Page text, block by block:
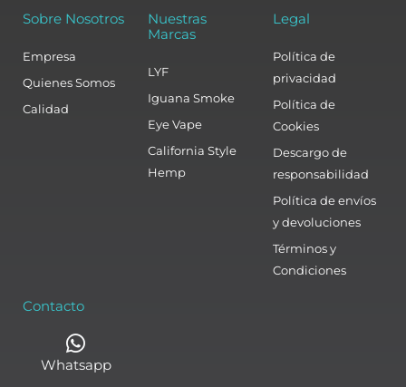
Sobre Nosotros
Empresa
Quienes Somos
Calidad
Nuestras
Marcas
LYF
Iguana Smoke
Eye Vape
California Style
Hemp
Legal
Política de
privacidad
Política de
Cookies
Descargo de
responsabilidad
Política de envíos
y devoluciones
Términos y
Condiciones
Contacto
Whatsapp